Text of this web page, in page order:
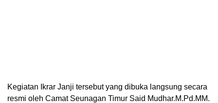
Kegiatan Ikrar Janji tersebut yang dibuka langsung secara
resmi oleh Camat Seunagan Timur Said Mudhar.M.Pd.MM.